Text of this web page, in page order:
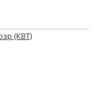
(КВТ)